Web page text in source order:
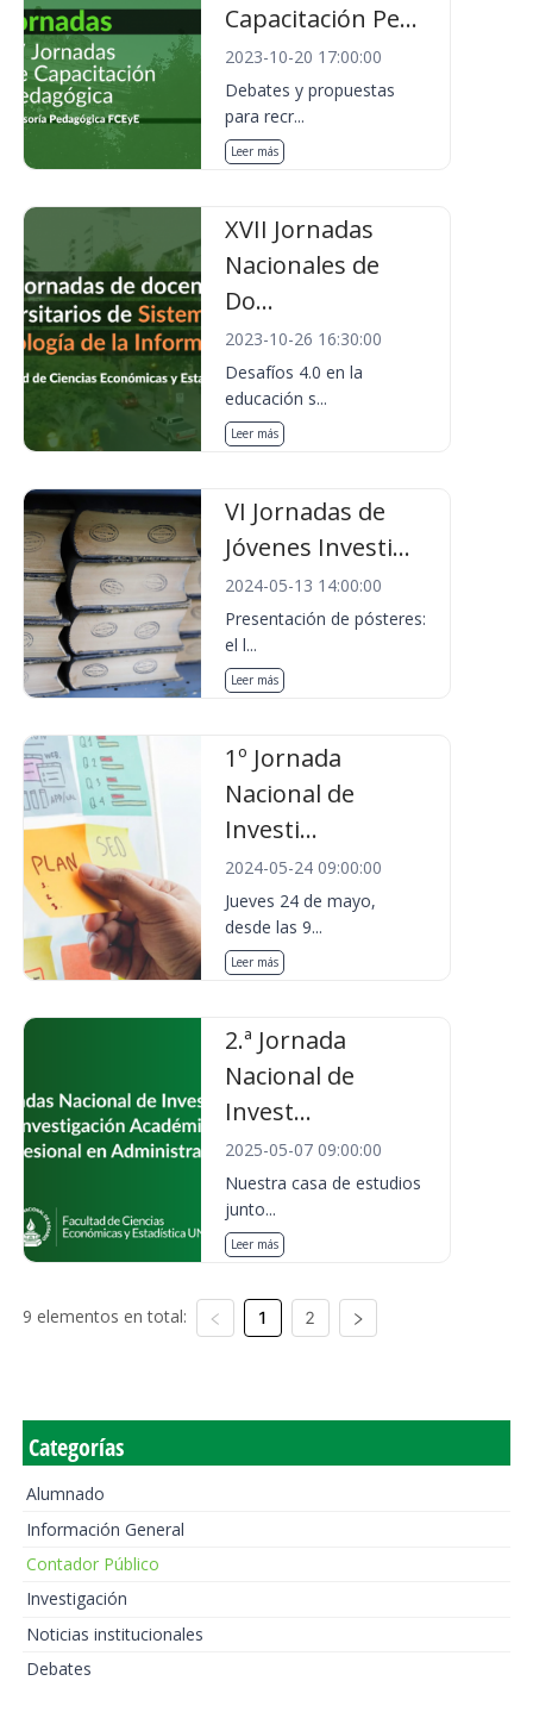
Capacitación Pe...
2023-10-20 17:00:00
Debates y propuestas
para recr...
Leer más
XVII Jornadas
Nacionales de
Do...
2023-10-26 16:30:00
Desafíos 4.0 en la
educación s...
Leer más
VI Jornadas de
Jóvenes Investi...
2024-05-13 14:00:00
Presentación de pósteres:
el l...
Leer más
1º Jornada
Nacional de
Investi...
2024-05-24 09:00:00
Jueves 24 de mayo,
desde las 9...
Leer más
2.ª Jornada
Nacional de
Invest...
2025-05-07 09:00:00
Nuestra casa de estudios
junto...
Leer más
9 elementos en total: 1 2
Categorías
Alumnado
Información General
Contador Público
Investigación
Noticias institucionales
Debates